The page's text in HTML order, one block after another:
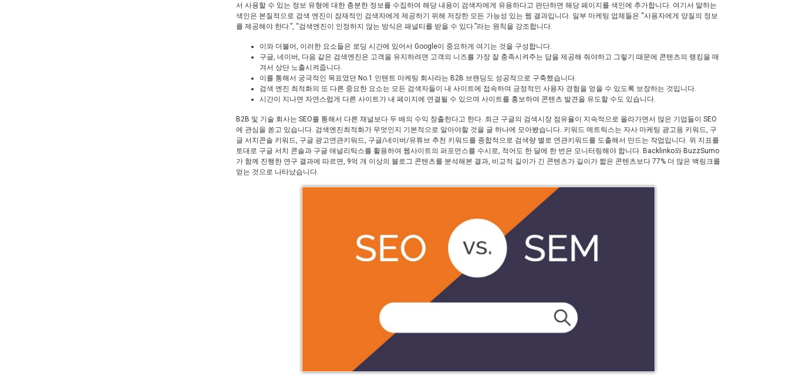
서 사용할 수 있는 정보 유형에 대한 충분한 정보를 수집하여 해당 내용이 검색자에게 유용하다고 판단하면 해당 페이지를 색인에 추가합니다. 여기서 말하는
색인은 본질적으로 검색 엔진이 잠재적인 검색자에게 제공하기 위해 저장한 모든 가능성 있는 웹 결과입니다. 일부 마케팅 업체들은 “사용자에게 양질의 정보
를 제공해야 한다.”, “검색엔진이 인정하지 않는 방식은 패널티를 받을 수 있다.”라는 원칙을 강조합니다.
이와 더불어, 이러한 요소들은 로딩 시간에 있어서 Google이 중요하게 여기는 것을 구성합니다.
구글, 네이버, 다음 같은 검색엔진은 고객을 유지하려면 고객의 니즈를 가장 잘 충족시켜주는 답을 제공해 줘야하고 그렇기 때문에 콘텐츠의 랭킹을 매
겨서 상단 노출시켜줍니다.
이를 통해서 궁극적인 목표였던 No.1 인텐트 마케팅 회사라는 B2B 브랜딩도 성공적으로 구축했습니다.
검색 엔진 최적화의 또 다른 중요한 요소는 모든 검색자들이 내 사이트에 접속하여 긍정적인 사용자 경험을 얻을 수 있도록 보장하는 것입니다.
시간이 지나면 자연스럽게 다른 사이트가 내 페이지에 연결될 수 있으며 사이트를 홍보하여 콘텐츠 발견을 유도할 수도 있습니다.
B2B 및 기술 회사는 SEO를 통해서 다른 채널보다 두 배의 수익 창출한다고 한다. 최근 구글의 검색시장 점유율이 지속적으로 올라가면서 많은 기업들이 SEO
에 관심을 쏟고 있습니다. 검색엔진최적화가 무엇인지 기본적으로 알아야할 것을 글 하나에 모아봤습니다. 키워드 메트릭스는 자사 마케팅 광고용 키워드, 구
글 서치콘솔 키워드, 구글 광고연관키워드, 구글/네이버/유튜브 추천 키워드를 종합적으로 검색량 별로 연관키워드를 도출해서 만드는 작업입니다. 위 지표를
토대로 구글 서치 콘솔과 구글 애널리틱스를 활용하여 웹사이트의 퍼포먼스를 수시로, 적어도 한 달에 한 번은 모니터링해야 합니다. Backlinko와 BuzzSumo
가 함께 진행한 연구 결과에 따르면, 9억 개 이상의 블로그 콘텐츠를 분석해본 결과, 비교적 길이가 긴 콘텐츠가 길이가 짧은 콘텐츠보다 77% 더 많은 백링크를
얻는 것으로 나타났습니다.